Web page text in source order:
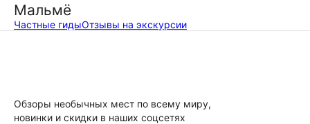
Мальмё
Частные гидыОтзывы на экскурсии
Обзоры необычных мест по всему миру,
новинки и скидки в наших соцсетях